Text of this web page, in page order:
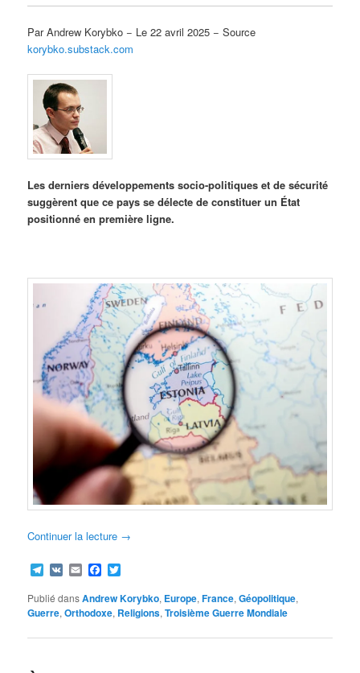
Par Andrew Korybko − Le 22 avril 2025 − Source
korybko.substack.com
Les derniers développements socio-politiques et de sécurité
suggèrent que ce pays se délecte de constituer un État
positionné en première ligne.
Continuer la lecture →
Telegram
VK EmailFacebook
Publié dansAndrew Korybko, Europe,France,Géopolitique,
Guerre,Orthodoxe, Religions,Troisième Guerre Mondiale